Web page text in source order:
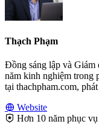
Thạch Phạm
Đồng sáng lập và
năm kinh nghiệm trong
tại thachpham.com,
Website
Hơn 10 năm phục